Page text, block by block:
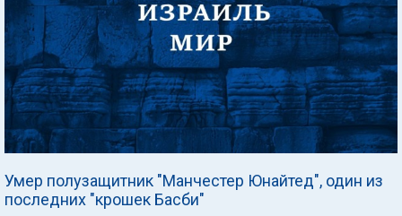
Умер полузащитник "Манчестер Юнайтед", один из
последних "крошек Басби"